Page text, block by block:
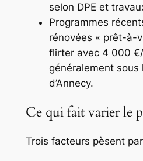
selon DPE et
Programmes
rénovées « prêt-à-
flirter avec 4 000
généralement sous
d’Annecy.
Ce qui fait varier le
Trois facteurs pèsent